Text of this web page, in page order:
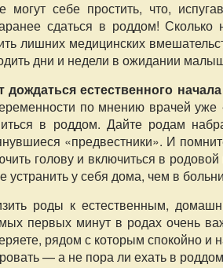
себе простить, что,
сдаться в роддом!
лишних медицинских
дни и недели в ожидании
естественного
по мнению врачей уже
в роддом. Дайте родам
«предвестники». И
голову и включиться в
устранить у себя дома, чем в
роды к естественным,
первых минут в родах очень
рядом с которым спокойно и
— а не пора ли ехать в